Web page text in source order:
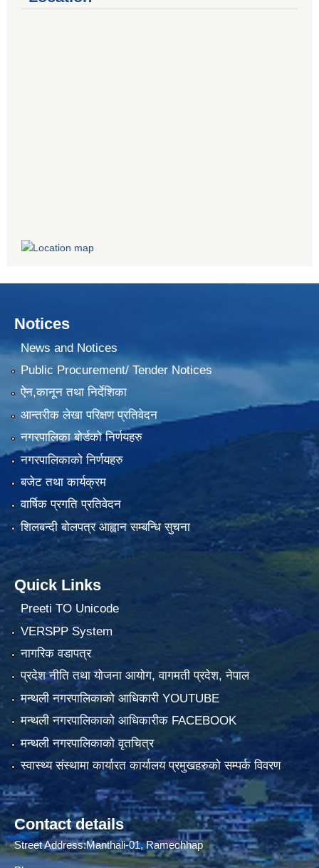
Notices
News and Notices
Public Procurement/ Tender Notices
ऐन,कानून तथा निर्देशिका
आन्तरीक लेखा परिक्षण प्रतिवेदन
नगरपालिका बोर्डको निर्णयहरु
नगरपालिकाको निर्णयहरु
बजेट तथा कार्यक्रम
वार्षिक प्रगति प्रतिवेदन
शिलबन्दी बोलपत्र आह्वान सम्बन्धि सुचना
Quick Links
Preeti TO Unicode
VERSPP System
नागरिक वडापत्र
प्रदेश नीति तथा योजना आयोग, वागमती प्रदेश, नेपाल
मन्थली नगरपालिकाको आधिकारी YOUTUBE
मन्थली नगरपालिकाको आधिकारीक FACEBOOK
मन्थली नगरपालिकाको वृतचित्र
स्वास्थ्य संस्थामा कार्यारत कार्यालय प्रमुखहरुको सम्पर्क विवरण
Contact details
Street Address:Manthali-01, Ramechhap